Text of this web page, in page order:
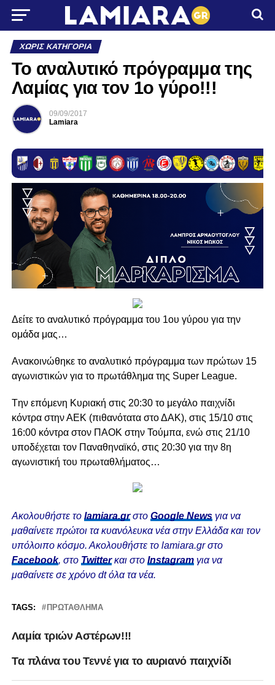
ΧΩΡΊΣ ΚΑΤΗΓΟΡΊΑ
Το αναλυτικό πρόγραμμα της
Λαμίας για τον 1ο γύρο!!!
09/09/2017
Lamiara
Δείτε το αναλυτικό πρόγραμμα του 1ου γύρου για την
ομάδα μας…
Ανακοινώθηκε το αναλυτικό πρόγραμμα των πρώτων 15
αγωνιστικών για το πρωτάθλημα της Super League.
Tην επόμενη Κυριακή στις 20:30 το μεγάλο παιχνίδι
κόντρα στην ΑΕΚ (πιθανότατα στο ΔΑΚ), στις 15/10 στις
16:00 κόντρα στον ΠΑΟΚ στην Τούμπα, ενώ στις 21/10
υποδέχεται τον Παναθηναϊκό, στις 20:30 για την 8η
αγωνιστική του πρωταθλήματος…
Ακολουθήστε το lamiara.grστο Google Newsγια να
μαθαίνετε πρώτοι τα κυανόλευκα νέα στην Ελλάδα και τον
υπόλοιπο κόσμο. Ακολουθήστε το lamiara.gr στο
Facebook, στο Twitterκαι στο Instagram για να
μαθαίνετε σε χρόνο dt όλα τα νέα.
TAGS: ΠΡΩΤΆΘΛΗΜΑ
Λαμία τριών Αστέρων!!!
Tα πλάνα του Τεννέ για το αυριανό παιχνίδι